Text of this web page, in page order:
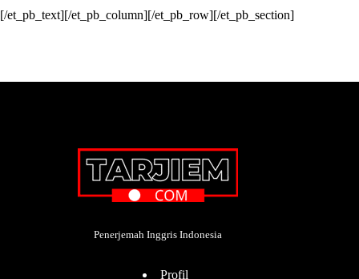
[/et_pb_text][/et_pb_column][/et_pb_row][/et_pb_section]
Penerjemah Inggris Indonesia
Profil